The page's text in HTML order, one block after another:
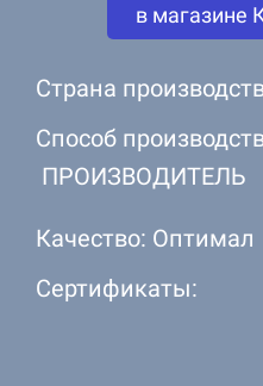
в
Страна
Способ
ПРОИЗВОДИТЕЛЬ
Качество: Оптимал
Сертификаты: